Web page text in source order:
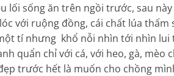
lối sống ăn trên ngồi trước, sau
với ruộng đồng, cái chất lúa
tí nhưng khổ nỗi nhìn tới nhìn lui
quẩn chỉ với cá, với heo, gà, mèo
trước hết là muốn cho chồng